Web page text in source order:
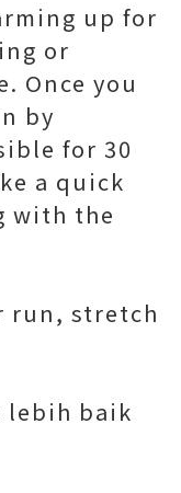
up for
or
Once you
by
for 30
a quick
with the
run, stretch
lebih baik